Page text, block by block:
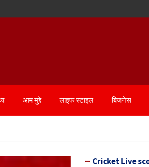
आम मुद्दे लाइफ स्टाइल बिजनेस
Cricket Live